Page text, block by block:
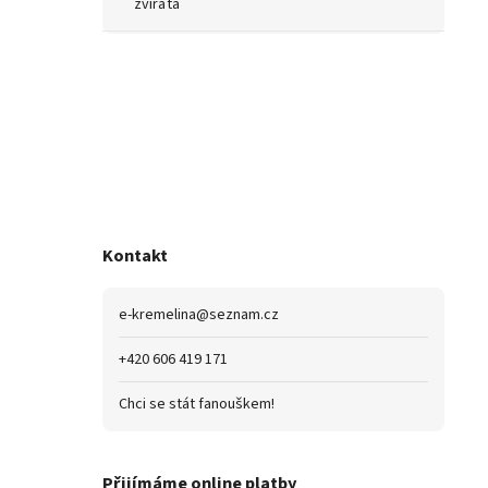
Kontakt
e-kremelina@seznam.cz
+420 606 419 171
Chci se stát fanouškem!